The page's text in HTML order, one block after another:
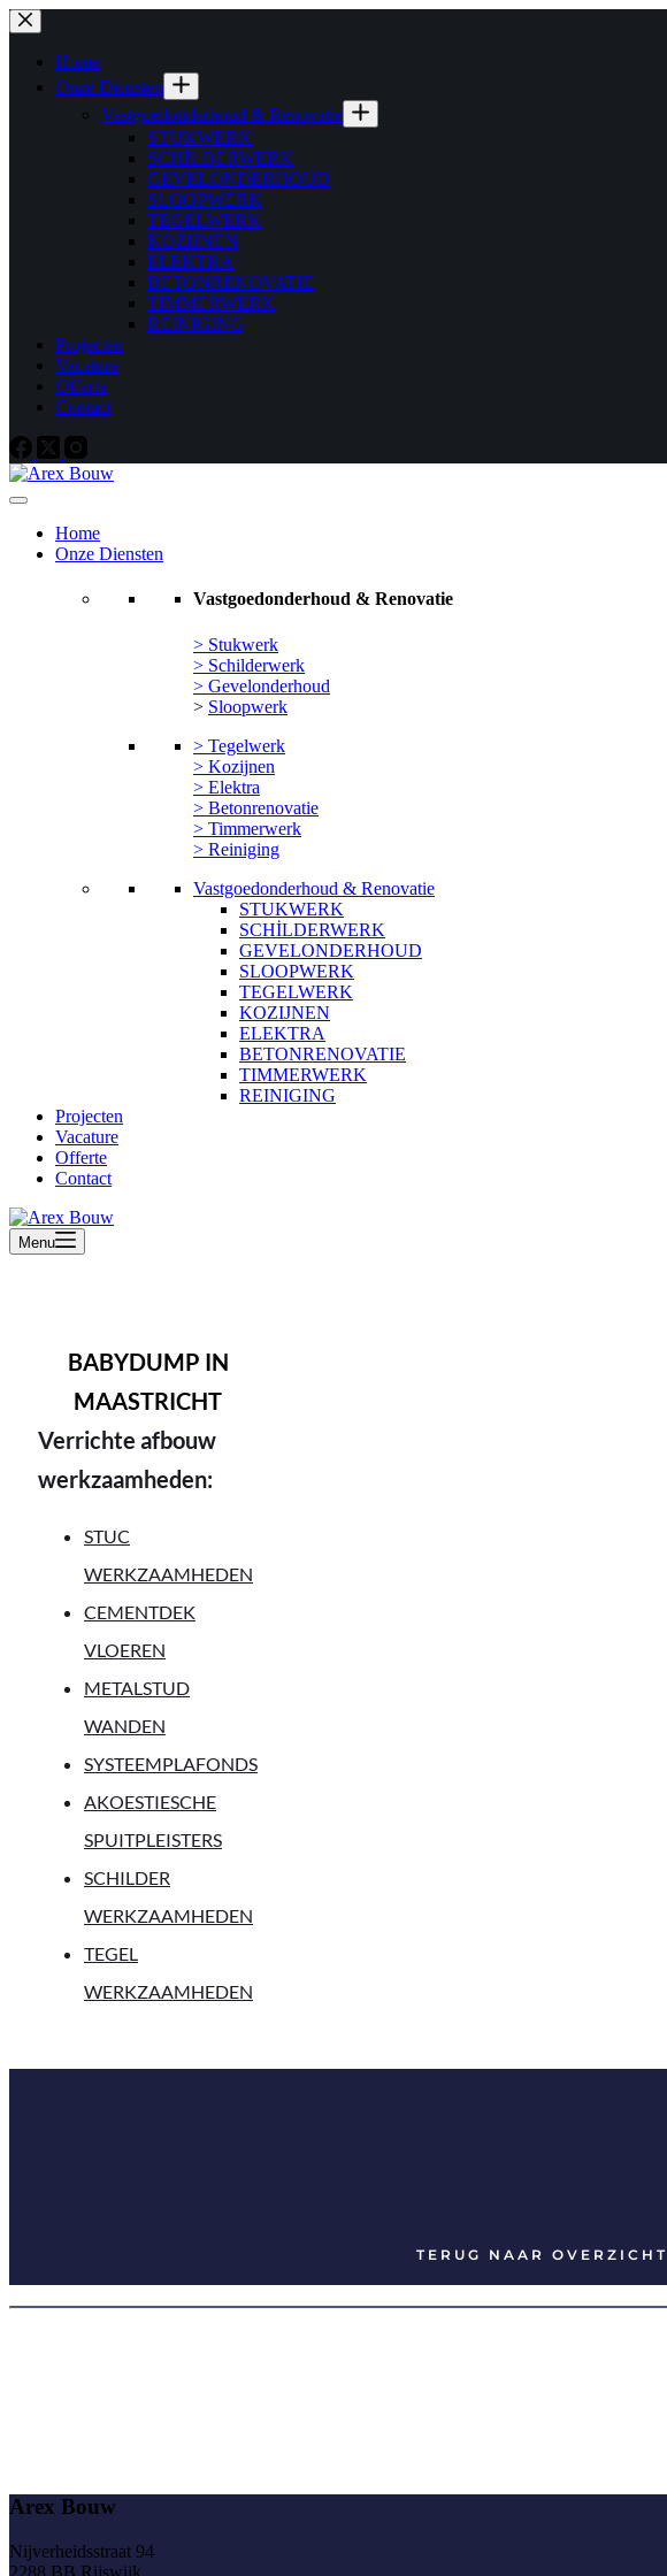
Skip
to
contentHome
Onze Diensten
Vastgoedonderhoud & Renovatie
STUKWERK
SCHİLDERWERK
GEVELONDERHOUD
SLOOPWERK
TEGELWERK
KOZIJNEN
ELEKTRA
BETONRENOVATIE
TIMMERWERK
REINIGING
Projecten
Vacature
Offerte
Contact
Home
Onze Diensten
Vastgoedonderhoud & Renovatie
> Stukwerk
> Schilderwerk
> Gevelonderhoud
> Sloopwerk
> Tegelwerk
> Kozijnen
> Elektra
> Betonrenovatie
> Timmerwerk
> Reiniging
Vastgoedonderhoud & Renovatie
STUKWERK
SCHİLDERWERK
GEVELONDERHOUD
SLOOPWERK
TEGELWERK
KOZIJNEN
ELEKTRA
BETONRENOVATIE
TIMMERWERK
REINIGING
Projecten
Vacature
Offerte
Contact
Menu
BABYDUMP IN
MAASTRICHT
Verrichte afbouw
werkzaamheden:
STUC
WERKZAAMHEDEN
CEMENTDEK
VLOEREN
METALSTUD
WANDEN
SYSTEEMPLAFONDS
AKOESTIESCHE
SPUITPLEISTERS
SCHILDER
WERKZAAMHEDEN
TEGEL
WERKZAAMHEDEN
TERUG NAAR OVERZICHT
Arex Bouw
Nijverheidsstraat 94
2288 BB Rijswijk